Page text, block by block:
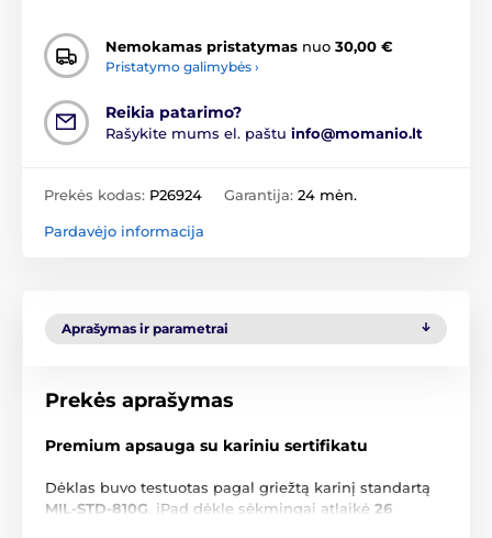
Nemokamas pristatymas nuo 30,00 €
Pristatymo galimybės ›
Reikia patarimo?
Rašykite mums el. paštu info@momanio.lt
Prekės kodas: P26924 Garantija: 24 mėn.
Pardavėjo informacija
Aprašymas ir parametrai
Prekės aprašymas
Premium apsauga su kariniu sertifikatu
Dėklas buvo testuotas pagal griežtą karinį standartą
MIL-STD-810G . iPad dėkle sėkmingai atlaikė 26